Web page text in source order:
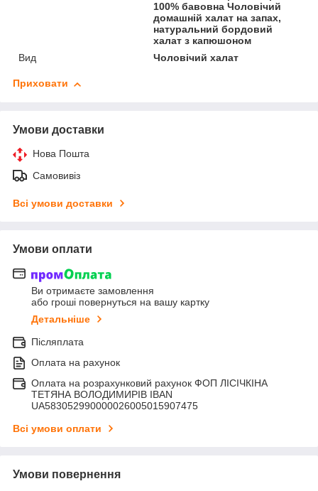
100% бавовна Чоловічий
домашній халат на запах,
натуральний бордовий
халат з капюшоном
Вид
Чоловічий халат
Приховати
Умови доставки
Нова Пошта
Самовивіз
Всі умови доставки
Умови оплати
Ви отримаєте замовлення
або гроші повернуться на вашу картку
Детальніше
Післяплата
Оплата на рахунок
Оплата на розрахунковий рахунок ФОП ЛІСІЧКІНА
ТЕТЯНА ВОЛОДИМИРІВ IBAN
UA583052990000026005015907475
Всі умови оплати
Умови повернення